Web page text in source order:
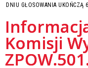
DNIU GŁOSOWANIA UKOŃCZĄ
Komisji